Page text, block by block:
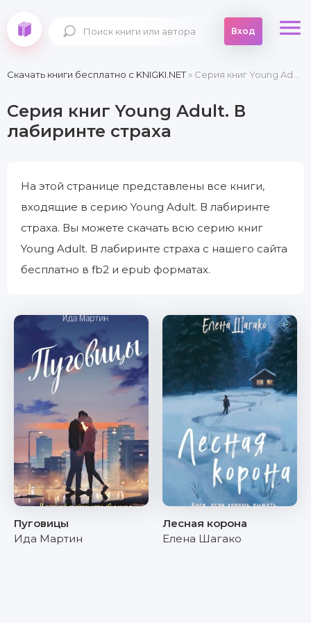
Вход
Скачать книги бесплатно c KNIGKI.NET» Серия книг Young Adult. В лабиринте страха
Серия книг Young Adult. В
лабиринте страха
На этой странице представлены все книги,
входящие в серию Young Adult. В лабиринте
страха. Вы можете скачать всю серию книг
Young Adult. В лабиринте страха с нашего сайта
бесплатно в fb2 и epub форматах.
Пуговицы
Ида Мартин
Лесная корона
Елена Шагако